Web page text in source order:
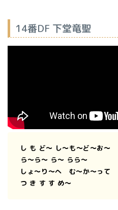
14番DF 下堂竜聖
し も ど〜 し〜も〜ど〜お〜
ら〜ら〜 ら〜 らら〜
しょ〜り〜へ む〜か〜って
つ き す す め〜